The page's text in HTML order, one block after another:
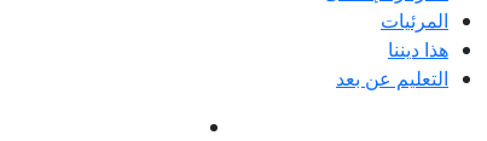
المرئيات
هذا ديننا
التعليم عن بعد